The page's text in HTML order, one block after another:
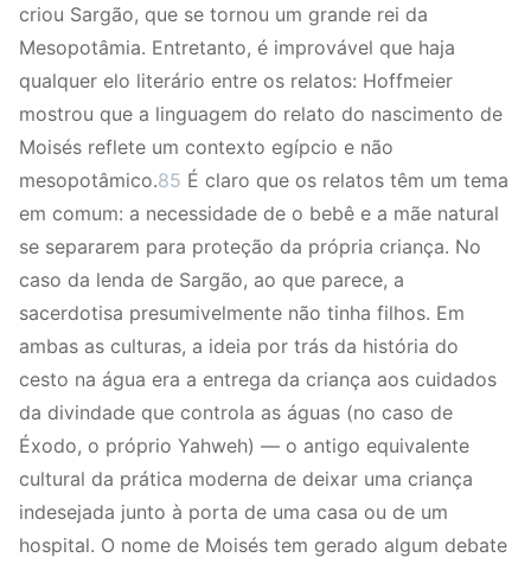
criou Sargão, que se tornou um grande rei da
Mesopotâmia. Entretanto, é improvável que haja
qualquer elo literário entre os relatos: Hoffmeier
mostrou que a linguagem do relato do nascimento de
Moisés reflete um contexto egípcio e não
mesopotâmico.85 É claro que os relatos têm um tema
em comum: a necessidade de o bebê e a mãe natural
se separarem para proteção da própria criança. No
caso da lenda de Sargão, ao que parece, a
sacerdotisa presumivelmente não tinha filhos. Em
ambas as culturas, a ideia por trás da história do
cesto na água era a entrega da criança aos cuidados
da divindade que controla as águas (no caso de
Éxodo, o próprio Yahweh) — o antigo equivalente
cultural da prática moderna de deixar uma criança
indesejada junto à porta de uma casa ou de um
hospital. O nome de Moisés tem gerado algum debate